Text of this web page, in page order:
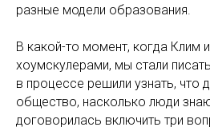
разные модели образования.
В какой-то момент, когда Клим
хоумскулерами, мы стали
в процессе решили узнать, что
общество, насколько люди
договорилась включить три